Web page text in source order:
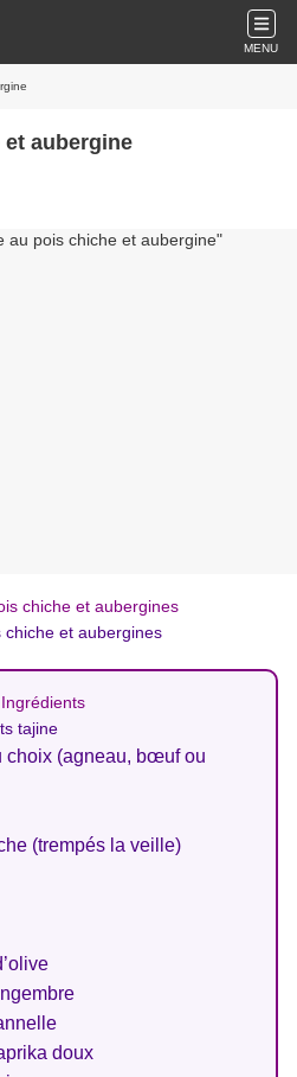
MENU
aubergine
chiche et aubergines
choix (agneau, bœuf ou
(trempés la veille)
doux